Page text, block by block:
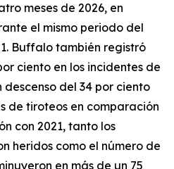
meses de 2026, en
el mismo periodo del
Buffalo también registró
ciento en los incidentes de
del 34 por ciento
de tiroteos en comparación
con 2021, tanto los
heridos como el número de
en más de un 75